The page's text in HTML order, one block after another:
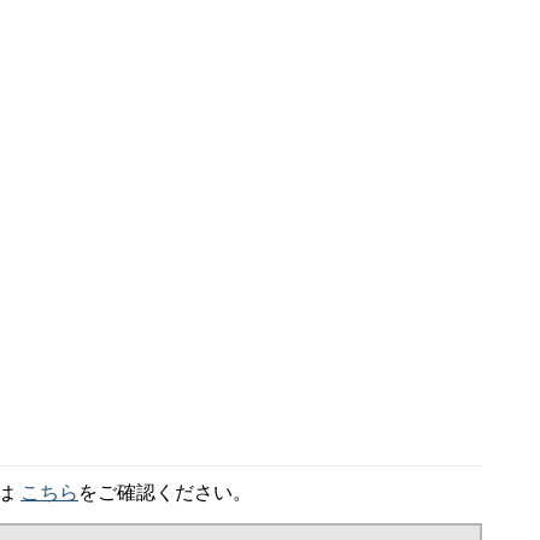
こちら をご確認ください。